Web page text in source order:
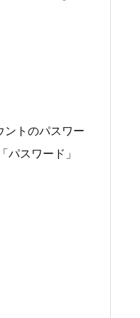
トのパスワー
スワード」